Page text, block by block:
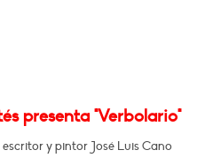
presenta "Verbolario"
y pintor José Luis Cano